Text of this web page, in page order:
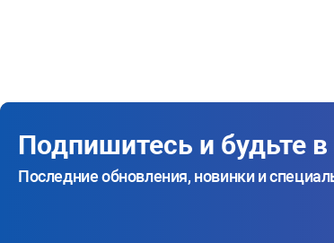
Подпишитесь и будьте в
Последние обновления, новинки и